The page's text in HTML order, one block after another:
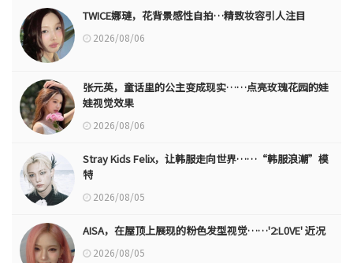
TWICE娜璉，花背景感性自拍…精致妆容引人注目
2026/08/06
张元英，童话里的公主变成现实……点亮玫瑰花园的娃
娃视觉效果
2026/08/06
Stray Kids Felix，让韩服走向世界……“韩服浪潮”模
特
2026/08/05
AISA，在屋顶上展现的粉色发型视觉……'2:L0VE' 近况
2026/08/05